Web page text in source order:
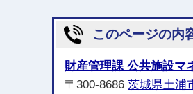
このページの内
財産管理課 公共施設マ
〒300-8686 茨城県土浦